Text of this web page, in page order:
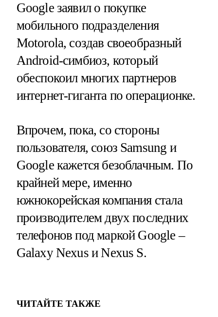
Google заявил о покупке
мобильного подразделения
Motorola, создав своеобразный
Android-симбиоз, который
обеспокоил многих партнеров
интернет-гиганта по операционке.
Впрочем, пока, со стороны
пользователя, союз Samsung и
Google кажется безоблачным. По
крайней мере, именно
южнокорейская компания стала
производителем двух последних
телефонов под маркой Google –
Galaxy Nexus и Nexus S.
ЧИТАЙТЕ ТАКЖЕ